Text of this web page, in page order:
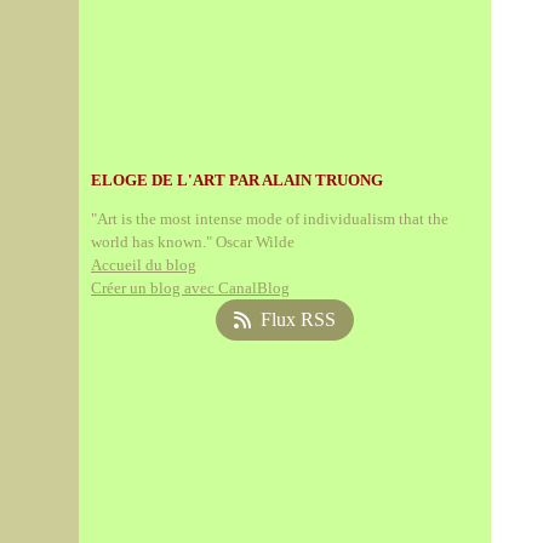
ELOGE DE L'ART PAR ALAIN TRUONG
"Art is the most intense mode of individualism that the
world has known." Oscar Wilde
Accueil du blog
Créer un blog avec CanalBlog
Flux RSS